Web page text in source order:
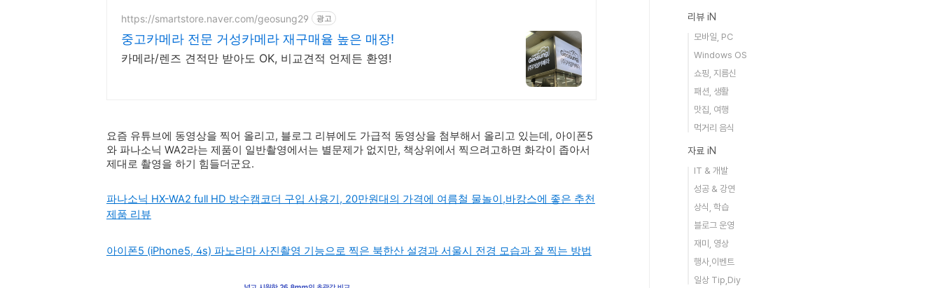
https://smartstore.naver.com/geosung29 광고
중고카메라 전문 거성카메라 재구매율 높은 매장!
카메라/렌즈 견적만 받아도 OK, 비교견적 언제든 환영!
요즘 유튜브에 동영상을 찍어 올리고, 블로그 리뷰에도 가급적 동영상을 첨부해서 올리고 있는데, 아이폰5
와 파나소닉 WA2라는 제품이 일반촬영에서는 별문제가 없지만, 책상위에서 찍으려고하면 화각이 좁아서
제대로 촬영을 하기 힘들더군요.
파나소닉 HX-WA2 full HD 방수캠코더 구입 사용기, 20만원대의 가격에 여름철 물놀이,바캉스에 좋은 추천
제품 리뷰
아이폰5 (iPhone5, 4s) 파노라마 사진촬영 기능으로 찍은 북한산 설경과 서울시 전경 모습과 잘 찍는 방법
리뷰 iN
모바일, PC
Windows OS
쇼핑, 지름신
패션, 생활
맛집, 여행
먹거리 음식
자료 iN
IT & 개발
성공 & 강연
상식, 학습
블로그 운영
재미, 영상
행사,이벤트
일상 Tip,Diy